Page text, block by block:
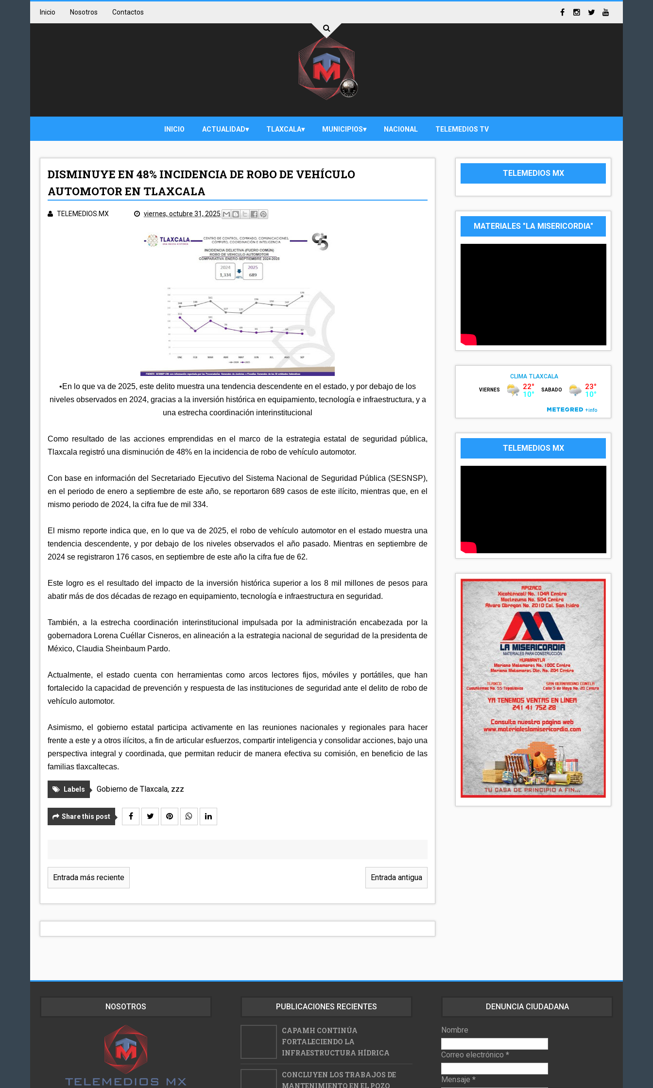
Inicio Nosotros Contactos
INICIO ACTUALIDAD TLAXCALA MUNICIPIOS NACIONAL TELEMEDIOS TV
DISMINUYE EN 48% INCIDENCIA DE ROBO DE VEHÍCULO
AUTOMOTOR EN TLAXCALA
TELEMEDIOS.MX viernes, octubre 31, 2025
•En lo que va de 2025, este delito muestra una tendencia descendente en el estado, y por debajo de los
niveles observados en 2024, gracias a la inversión histórica en equipamiento, tecnología e infraestructura, y a
una estrecha coordinación interinstitucional
Como resultado de las acciones emprendidas en el marco de la estrategia estatal de seguridad pública,
Tlaxcala registró una disminución de 48% en la incidencia de robo de vehículo automotor.
Con base en información del Secretariado Ejecutivo del Sistema Nacional de Seguridad Pública (SESNSP),
en el periodo de enero a septiembre de este año, se reportaron 689 casos de este ilícito, mientras que, en el
mismo periodo de 2024, la cifra fue de mil 334.
El mismo reporte indica que, en lo que va de 2025, el robo de vehículo automotor en el estado muestra una
tendencia descendente, y por debajo de los niveles observados el año pasado. Mientras en septiembre de
2024 se registraron 176 casos, en septiembre de este año la cifra fue de 62.
Este logro es el resultado del impacto de la inversión histórica superior a los 8 mil millones de pesos para
abatir más de dos décadas de rezago en equipamiento, tecnología e infraestructura en seguridad.
También, a la estrecha coordinación interinstitucional impulsada por la administración encabezada por la
gobernadora Lorena Cuéllar Cisneros, en alineación a la estrategia nacional de seguridad de la presidenta de
México, Claudia Sheinbaum Pardo.
Actualmente, el estado cuenta con herramientas como arcos lectores fijos, móviles y portátiles, que han
fortalecido la capacidad de prevención y respuesta de las instituciones de seguridad ante el delito de robo de
vehículo automotor.
Asimismo, el gobierno estatal participa activamente en las reuniones nacionales y regionales para hacer
frente a este y a otros ilícitos, a fin de articular esfuerzos, compartir inteligencia y consolidar acciones, bajo una
perspectiva integral y coordinada, que permitan reducir de manera efectiva su comisión, en beneficio de las
familias tlaxcaltecas.
Labels Gobierno de Tlaxcala, zzz
Share this post
Entrada más reciente Entrada antigua
TELEMEDIOS MX
MATERIALES "LA MISERICORDIA"
TELEMEDIOS MX
NOSOTROS PUBLICACIONES RECIENTES
CAPAMH CONTINÚA
FORTALECIENDO LA
INFRAESTRUCTURA HÍDRICA
CONCLUYEN LOS TRABAJOS DE
MANTENIMIENTO EN EL POZO
DENUNCIA CIUDADANA
Nombre
Correo electrónico *
Mensaje *